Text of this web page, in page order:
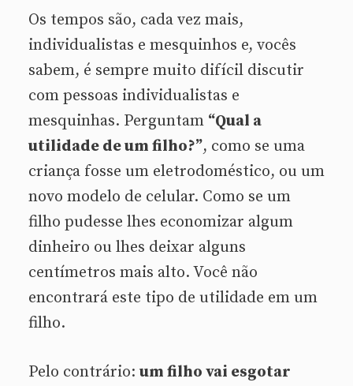
Os tempos são, cada vez mais,
individualistas e mesquinhos e, vocês
sabem, é sempre muito difícil discutir
com pessoas individualistas e
mesquinhas. Perguntam “Qual a
utilidade de um filho?”, como se uma
criança fosse um eletrodoméstico, ou um
novo modelo de celular. Como se um
filho pudesse lhes economizar algum
dinheiro ou lhes deixar alguns
centímetros mais alto. Você não
encontrará este tipo de utilidade em um
filho.
Pelo contrário: um filho vai esgotar